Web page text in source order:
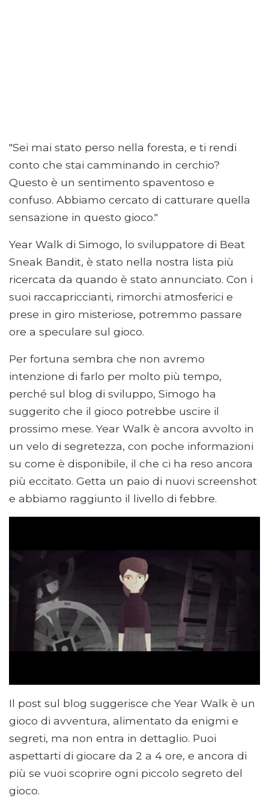
"Sei mai stato perso nella foresta, e ti rendi
conto che stai camminando in cerchio?
Questo è un sentimento spaventoso e
confuso. Abbiamo cercato di catturare quella
sensazione in questo gioco."
Year Walk di Simogo, lo sviluppatore di Beat
Sneak Bandit, è stato nella nostra lista più
ricercata da quando è stato annunciato. Con i
suoi raccapriccianti, rimorchi atmosferici e
prese in giro misteriose, potremmo passare
ore a speculare sul gioco.
Per fortuna sembra che non avremo
intenzione di farlo per molto più tempo,
perché sul blog di sviluppo, Simogo ha
suggerito che il gioco potrebbe uscire il
prossimo mese. Year Walk è ancora avvolto in
un velo di segretezza, con poche informazioni
su come è disponibile, il che ci ha reso ancora
più eccitato. Getta un paio di nuovi screenshot
e abbiamo raggiunto il livello di febbre.
Il post sul blog suggerisce che Year Walk è un
gioco di avventura, alimentato da enigmi e
segreti, ma non entra in dettaglio. Puoi
aspettarti di giocare da 2 a 4 ore, e ancora di
più se vuoi scoprire ogni piccolo segreto del
gioco.